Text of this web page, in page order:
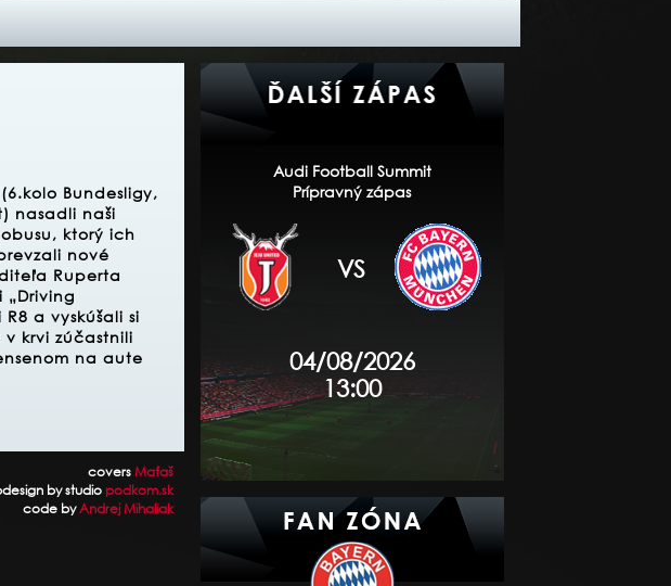
Bundesligy,
nasadli naši
ktorý ich
nové
Ruperta
a vyskúšali si
krvi zúčastnili
na aute
coversMaťaš
by studio podkom.sk
code byAndrej Mihaliak
Audi Football Summit
Prípravný zápas
VS
04/08/2026
13:00